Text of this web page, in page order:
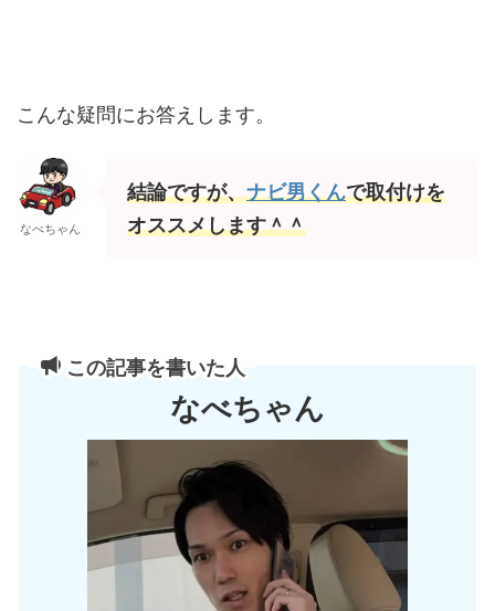
こんな疑問にお答えします。
なべちゃん
結論ですが、ナビ男くんで取付けを
オススメします＾＾
この記事を書いた人
なべちゃん